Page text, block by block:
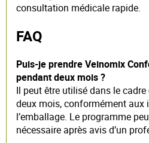
consultation médicale rapide.
FAQ
Puis-je prendre Veinomix
pendant deux mois ?
Il peut être utilisé dans le cadre
deux mois, conformément
l’emballage. Le programme
nécessaire après avis d’un